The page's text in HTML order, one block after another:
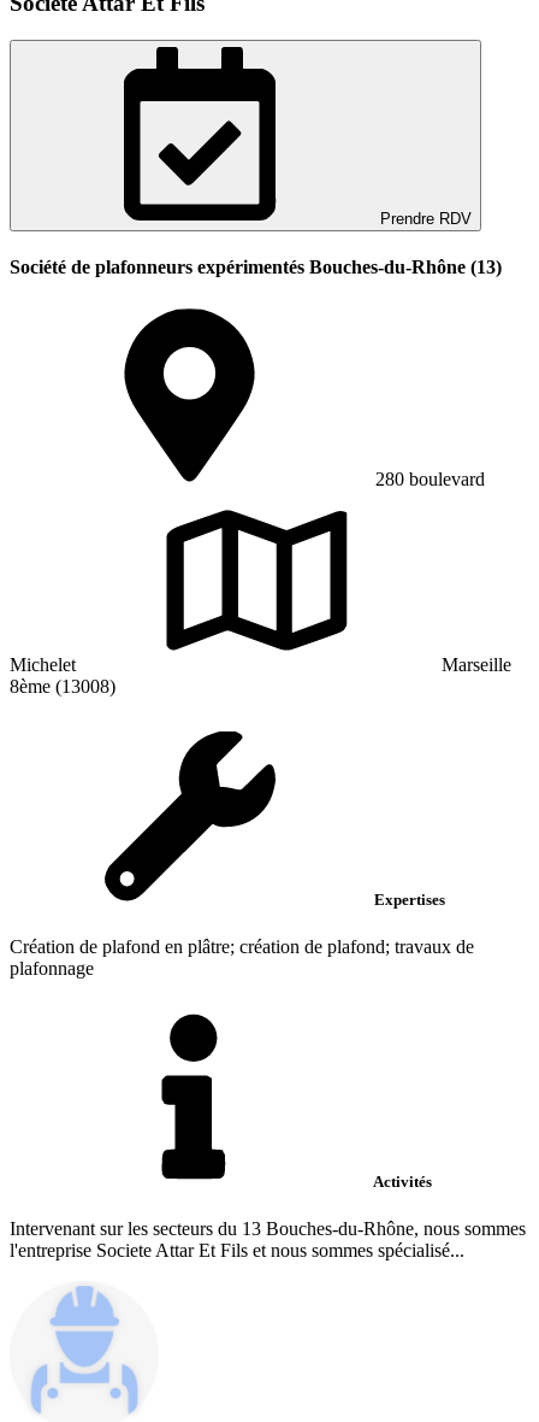
Prendre RDV
Société de plafonneurs expérimentés Bouches-du-Rhône (13)
280 boulevard
Michelet
Marseille
8ème (13008)
Expertises
Création de plafond en plâtre; création de plafond; travaux de
plafonnage
Activités
Intervenant sur les secteurs du 13 Bouches-du-Rhône, nous sommes
l'entreprise Societe Attar Et Fils et nous sommes spécialisé...